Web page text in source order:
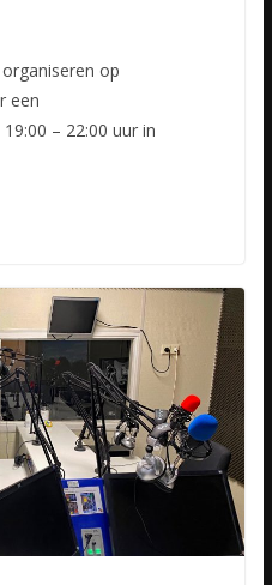
op
een
– 22:00 uur in